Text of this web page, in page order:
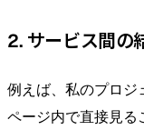
2. サービス間の
例えば、私のプロジ
ページ内で直接見る